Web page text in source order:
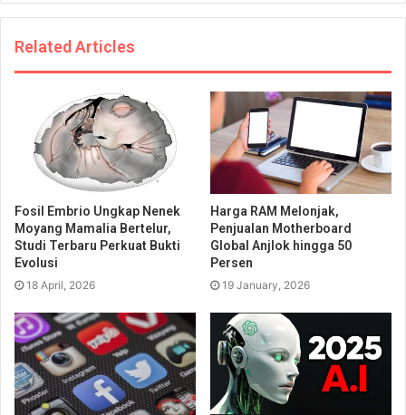
Related Articles
Fosil Embrio Ungkap Nenek
Moyang Mamalia Bertelur,
Studi Terbaru Perkuat Bukti
Evolusi
18 April, 2026
Harga RAM Melonjak,
Penjualan Motherboard
Global Anjlok hingga 50
Persen
19 January, 2026